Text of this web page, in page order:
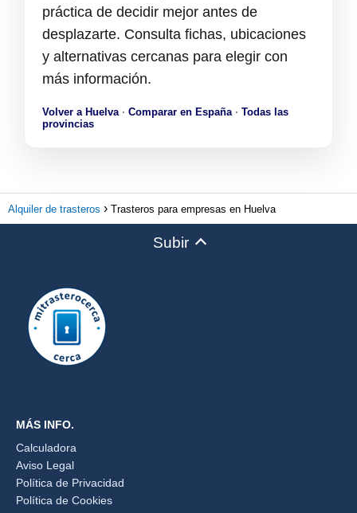
práctica de decidir mejor antes de
desplazarte. Consulta fichas, ubicaciones
y alternativas cercanas para elegir con
más información.
Volver a Huelva· Comparar en España· Todas las
provincias
Alquiler de trasteros Trasteros para empresas en Huelva
Subir
MÁS INFO.
Calculadora
Aviso Legal
Política de Privacidad
Política de Cookies